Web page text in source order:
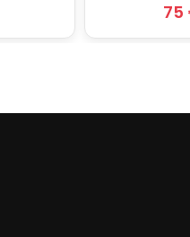
75